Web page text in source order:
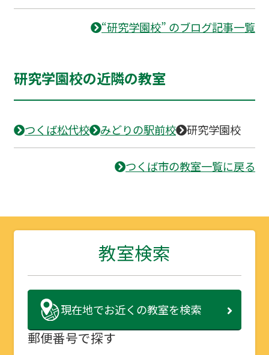
“研究学園校” のブログ記事一覧
研究学園校の近隣の教室
つくば松代校 みどりの駅前校 研究学園校
つくば市の教室一覧に戻る
教室検索
現在地でお近くの教室を検索
郵便番号で探す